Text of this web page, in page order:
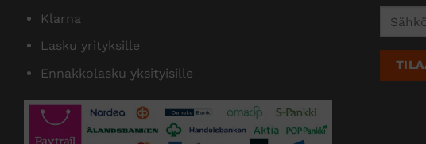
Klarna
Lasku yrityksille
Ennakkolasku yksityisille